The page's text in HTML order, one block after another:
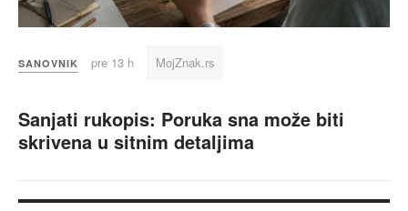
SANOVNIK pre 13 h MojZnak.rs
Sanjati rukopis: Poruka sna može biti
skrivena u sitnim detaljima